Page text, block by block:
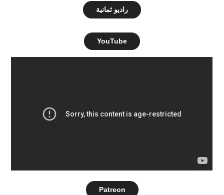
راديو ثمانية
YouTube
Patreon